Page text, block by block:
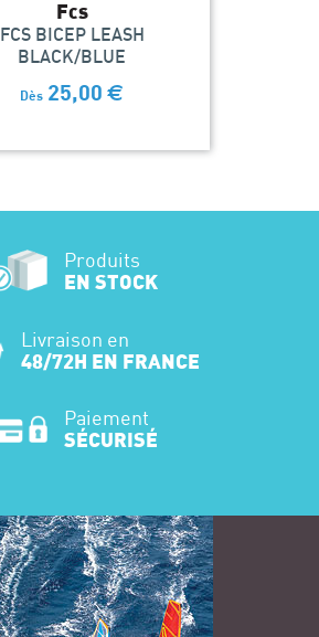
Fcs
FCS BICEP LEASH
BLACK/BLUE
Dès 25,00 €
Produits
EN STOCK
Livraison en
48/72H EN FRANCE
Paiement
SÉCURISÉ